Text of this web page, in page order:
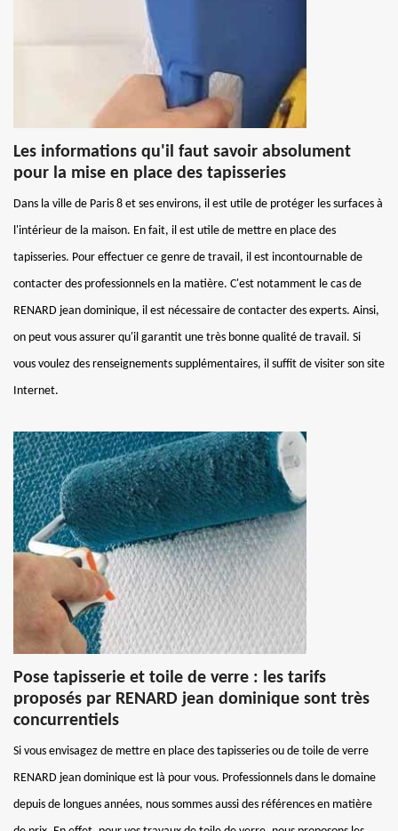
Les informations qu'il faut savoir absolument
pour la mise en place des tapisseries
Dans la ville de Paris 8 et ses environs, il est utile de protéger les surfaces à
l'intérieur de la maison. En fait, il est utile de mettre en place des
tapisseries. Pour effectuer ce genre de travail, il est incontournable de
contacter des professionnels en la matière. C'est notamment le cas de
RENARD jean dominique, il est nécessaire de contacter des experts. Ainsi,
on peut vous assurer qu'il garantit une très bonne qualité de travail. Si
vous voulez des renseignements supplémentaires, il suffit de visiter son site
Internet.
Pose tapisserie et toile de verre : les tarifs
proposés par RENARD jean dominique sont très
concurrentiels
Si vous envisagez de mettre en place des tapisseries ou de toile de verre
RENARD jean dominique est là pour vous. Professionnels dans le domaine
depuis de longues années, nous sommes aussi des références en matière